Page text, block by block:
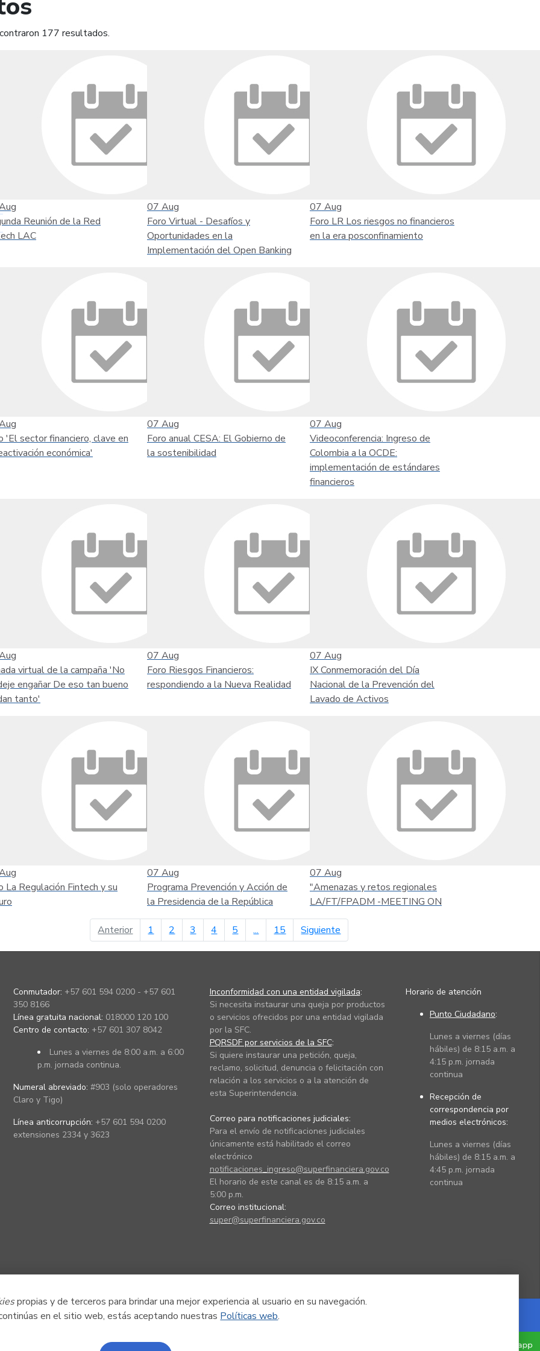
propias y de terceros para brindar una mejor experiencia al usuario en su navegación.
en el sitio web, estás aceptando nuestras Políticas web.
177 resultados.
Reunión de la Red
LAC
07 Aug
Foro Virtual - Desafíos y
Oportunidades en la
Implementación del Open Banking
07 Aug
Foro LR Los riesgos no financieros
en la era posconfinamiento
'El sector financiero, clave en
económica'
07 Aug
Foro anual CESA: El Gobierno de
la sostenibilidad
07 Aug
Videoconferencia: Ingreso de
Colombia a la OCDE:
implementación de estándares
financieros
virtual de la campaña 'No
engañar De eso tan bueno
tanto'
07 Aug
Foro Riesgos Financieros:
respondiendo a la Nueva Realidad
07 Aug
IX Conmemoración del Día
Nacional de la Prevención del
Lavado de Activos
La Regulación Fintech y su
07 Aug
Programa Prevención y Acción de
la Presidencia de la República
07 Aug
"Amenazas y retos regionales
LA/FT/FPADM -MEETING ON
Anteriorpágina anterior
1 2 3 4 5 ... 15 Siguiente
Conmutador: +57 601 594 0200 - +57 601
350 8166
Línea gratuita nacional: 018000 120 100
Centro de contacto: +57 601 307 8042
Lunes a viernes de 8:00 a.m. a 6:00
p.m. jornada continua.
Numeral abreviado: #903 (solo operadores
Claro y Tigo)
Línea anticorrupción: +57 601 594 0200
extensiones 2334 y 3623
Inconformidad con una entidad vigilada:
Si necesita instaurar una queja por productos
o servicios ofrecidos por una entidad vigilada
por la SFC.
PQRSDF por servicios de la SFC:
Si quiere instaurar una petición, queja,
reclamo, solicitud, denuncia o felicitación con
relación a los servicios o a la atención de
esta Superintendencia.
Correo para notificaciones judiciales:
Para el envío de notificaciones judiciales
únicamente está habilitado el correo
electrónico
notificaciones_ingreso@superfinanciera.gov.co
El horario de este canal es de 8:15 a.m. a
5:00 p.m.
Correo institucional:
super@superfinanciera.gov.co
Horario de atención
Punto Ciudadano:
Lunes a viernes (días
hábiles) de 8:15 a.m. a
4:15 p.m. jornada
continua
Recepción de
correspondencia por
medios electrónicos:
Lunes a viernes (días
hábiles) de 8:15 a.m. a
4:45 p.m. jornada
continua
Powered by Nexura